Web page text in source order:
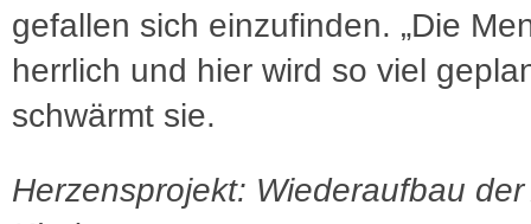
gefallen sich einzufinden. „Die
herrlich und hier wird so viel
schwärmt sie.
Herzensprojekt: Wiederaufbau